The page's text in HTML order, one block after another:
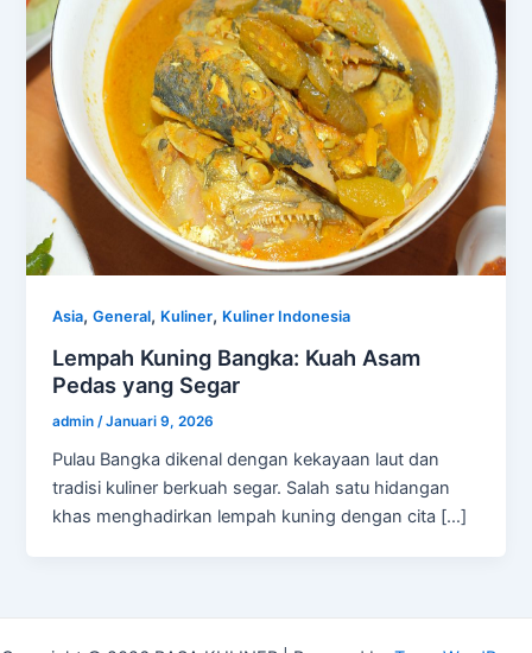
Asia,General, Kuliner, Kuliner Indonesia
Lempah Kuning Bangka: Kuah Asam
Pedas yang Segar
admin /Januari 9, 2026
Pulau Bangka dikenal dengan kekayaan laut dan
tradisi kuliner berkuah segar. Salah satu hidangan
khas menghadirkan lempah kuning dengan cita […]